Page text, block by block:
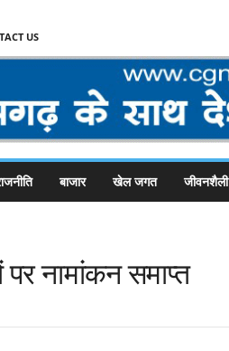
US
बाजार खेल जगत जीवनशैली
नामांकन समाप्त